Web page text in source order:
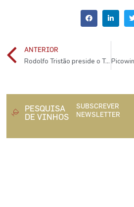
ANTERIOR
Rodolfo Tristão preside o Top 100 Sommeliers Portugal
PESQUISA
DE VINHOS
SUBSCREVER
NEWSLETTER